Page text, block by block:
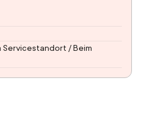
Servicestandort / Beim